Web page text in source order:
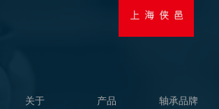
关于 产品 轴承品牌